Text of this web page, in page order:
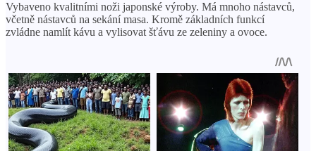
Vybaveno kvalitními noži japonské výroby. Má mnoho nástavců,
včetně nástavců na sekání masa. Kromě základních funkcí
zvládne namlít kávu a vylisovat šťávu ze zeleniny a ovoce.